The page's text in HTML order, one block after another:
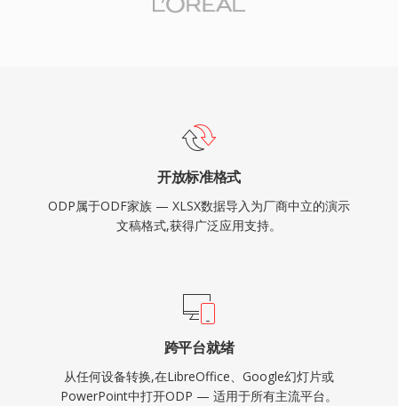
开放标准格式
ODP属于ODF家族 — XLSX数据导入为厂商中立的演示
文稿格式,获得广泛应用支持。
跨平台就绪
从任何设备转换,在LibreOffice、Google幻灯片或
PowerPoint中打开ODP — 适用于所有主流平台。